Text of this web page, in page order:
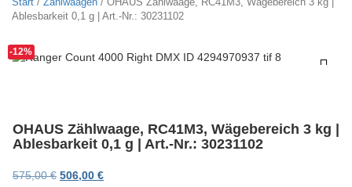
g
Ablesbarkeit 0,1 g | Art.-Nr.: 30231102
-12%
OHAUS Zählwaage, RC41M3, Wägebereich 3 kg |
Ablesbarkeit 0,1 g | Art.-Nr.: 30231102
575,00€ Ursprünglicher Preis war: 575,00 €
506,00 €Aktueller Preis ist: 506,00 €.